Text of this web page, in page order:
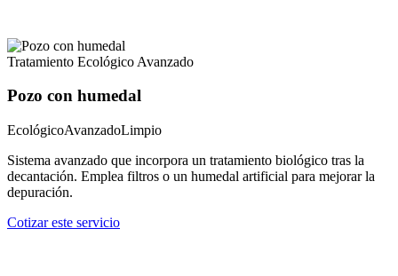
Tratamiento Ecológico Avanzado
Pozo con humedal
EcológicoAvanzadoLimpio
Sistema avanzado que incorpora un tratamiento biológico tras la
decantación. Emplea filtros o un humedal artificial para mejorar la
depuración.
Cotizar este servicio